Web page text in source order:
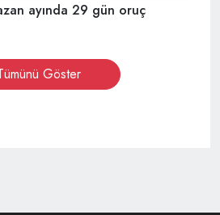
ayında 29 gün oruç
Göster